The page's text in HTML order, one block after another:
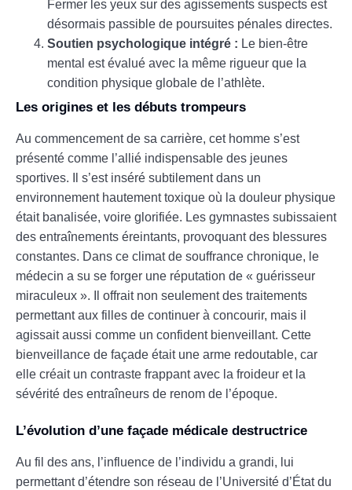
Fermer les yeux sur des agissements suspects est
désormais passible de poursuites pénales directes.
Soutien psychologique intégré : Le bien-être
mental est évalué avec la même rigueur que la
condition physique globale de l’athlète.
Les origines et les débuts trompeurs
Au commencement de sa carrière, cet homme s’est
présenté comme l’allié indispensable des jeunes
sportives. Il s’est inséré subtilement dans un
environnement hautement toxique où la douleur physique
était banalisée, voire glorifiée. Les gymnastes subissaient
des entraînements éreintants, provoquant des blessures
constantes. Dans ce climat de souffrance chronique, le
médecin a su se forger une réputation de « guérisseur
miraculeux ». Il offrait non seulement des traitements
permettant aux filles de continuer à concourir, mais il
agissait aussi comme un confident bienveillant. Cette
bienveillance de façade était une arme redoutable, car
elle créait un contraste frappant avec la froideur et la
sévérité des entraîneurs de renom de l’époque.
L’évolution d’une façade médicale destructrice
Au fil des ans, l’influence de l’individu a grandi, lui
permettant d’étendre son réseau de l’Université d’État du